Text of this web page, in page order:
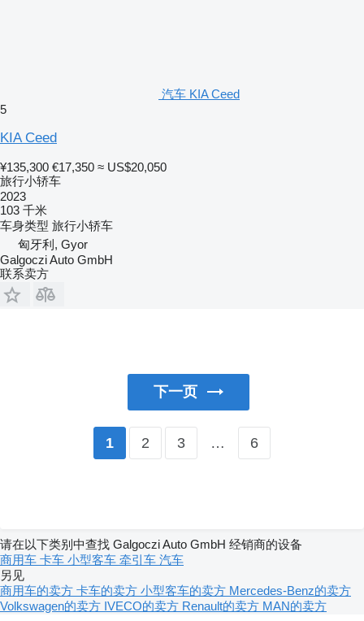
汽车 KIA Ceed
5
KIA Ceed
¥135,300 €17,350 ≈ US$20,050
旅行小轿车
2023
103 千米
车身类型 旅行小轿车
匈牙利, Gyor
Galgoczi Auto GmbH
联系卖方
下一页
1 2 3 … 6
请在以下类别中查找 Galgoczi Auto GmbH 经销商的设备
商用车 卡车 小型客车 牵引车 汽车
另见
商用车的卖方 卡车的卖方 小型客车的卖方 Mercedes-Benz的卖方
Volkswagen的卖方 IVECO的卖方 Renault的卖方 MAN的卖方